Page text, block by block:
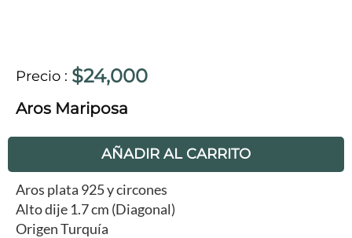
Precio : $24,000
Aros Mariposa
AÑADIR AL CARRITO
Aros plata 925 y circones
Alto dije 1.7 cm (Diagonal)
Origen Turquía